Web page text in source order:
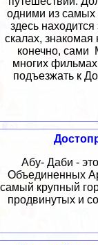
одними из
здесь
скалах,
конечно, сами
многих
подъезжать к
Абу- Даби -
Объединенных
самый крупный
продвинутых и